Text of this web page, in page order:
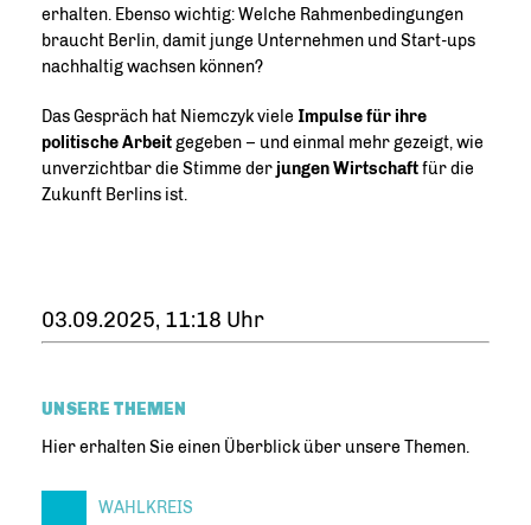
erhalten. Ebenso wichtig: Welche Rahmenbedingungen
braucht Berlin, damit junge Unternehmen und Start-ups
nachhaltig wachsen können?
Das Gespräch hat Niemczyk viele Impulse für ihre
politische Arbeit gegeben – und einmal mehr gezeigt, wie
unverzichtbar die Stimme der jungen Wirtschaftfür die
Zukunft Berlins ist.
03.09.2025, 11:18 Uhr
UNSERE THEMEN
Hier erhalten Sie einen Überblick über unsere Themen.
WAHLKREIS